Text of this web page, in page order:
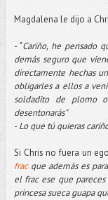
Magdalena le dijo a
- "Cariño, he pensado
demás seguro que
directamente hechas
obligarles a ellos a
soldadito de plomo
desentonarás"
- Lo que tú quieras
Si Chris no fuera un
fracque además es
el frac ese que
princesa sueca guapa